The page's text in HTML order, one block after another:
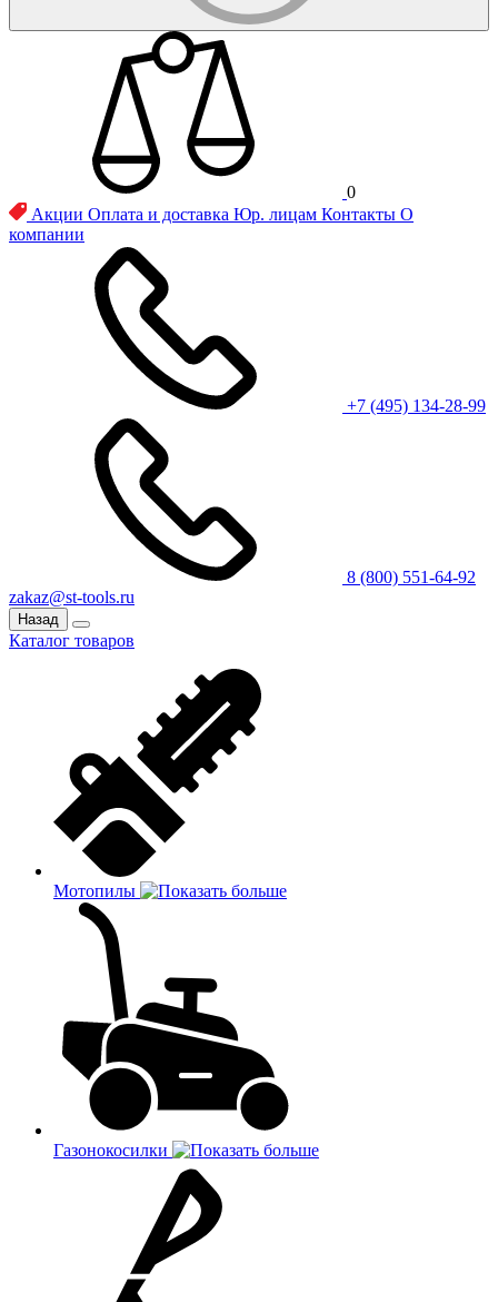
0
Акции Оплата и доставка Юр. лицам Контакты О
компании
+7 (495) 134-28-99
8 (800) 551-64-92
zakaz@st-tools.ru
Назад
Каталог товаров
Мотопилы
Газонокосилки